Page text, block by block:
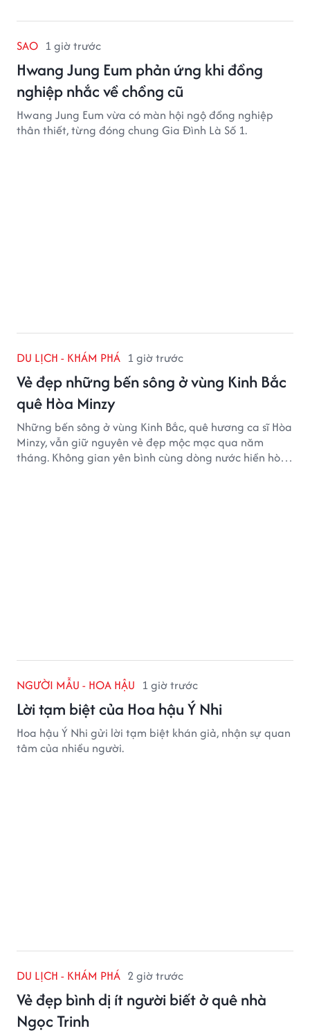
SAO 1 giờ trước
Hwang Jung Eum phản ứng khi đồng
nghiệp nhắc về chồng cũ
Hwang Jung Eum vừa có màn hội ngộ đồng nghiệp
thân thiết, từng đóng chung Gia Đình Là Số 1.
DU LỊCH - KHÁM PHÁ 1 giờ trước
Vẻ đẹp những bến sông ở vùng Kinh Bắc
quê Hòa Minzy
Những bến sông ở vùng Kinh Bắc, quê hương ca sĩ Hòa
Minzy, vẫn giữ nguyên vẻ đẹp mộc mạc qua năm
tháng. Không gian yên bình cùng dòng nước hiền hòa
NGƯỜI MẪU - HOA HẬU 1 giờ trước
Lời tạm biệt của Hoa hậu Ý Nhi
Hoa hậu Ý Nhi gửi lời tạm biệt khán giả, nhận sự quan
tâm của nhiều người.
DU LỊCH - KHÁM PHÁ 2 giờ trước
Vẻ đẹp bình dị ít người biết ở quê nhà
Ngọc Trinh